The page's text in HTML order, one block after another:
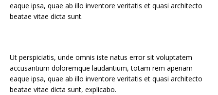
eaque ipsa, quae ab illo inventore veritatis et quasi architecto
beatae vitae dicta sunt.
Ut perspiciatis, unde omnis iste natus error sit voluptatem
accusantium doloremque laudantium, totam rem aperiam
eaque ipsa, quae ab illo inventore veritatis et quasi architecto
beatae vitae dicta sunt, explicabo.